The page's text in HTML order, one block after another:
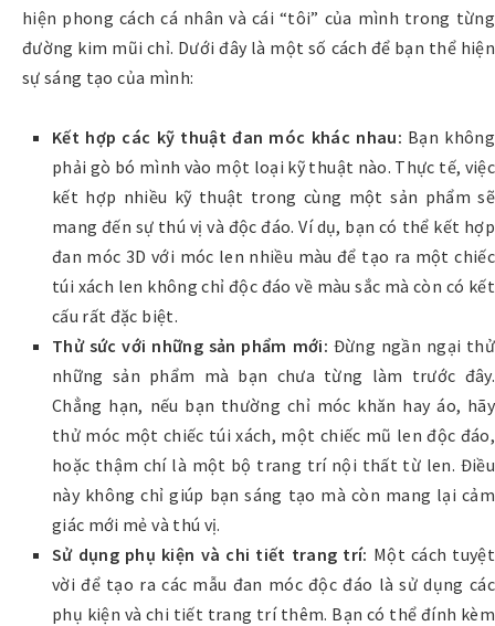
hiện phong cách cá nhân và cái “tôi” của mình trong từng
đường kim mũi chỉ. Dưới đây là một số cách để bạn thể hiện
sự sáng tạo của mình:
Kết hợp các kỹ thuật đan móc khác nhau: Bạn không
phải gò bó mình vào một loại kỹ thuật nào. Thực tế, việc
kết hợp nhiều kỹ thuật trong cùng một sản phẩm sẽ
mang đến sự thú vị và độc đáo. Ví dụ, bạn có thể kết hợp
đan móc 3D với móc len nhiều màu để tạo ra một chiếc
túi xách len không chỉ độc đáo về màu sắc mà còn có kết
cấu rất đặc biệt.
Thử sức với những sản phẩm mới: Đừng ngần ngại thử
những sản phẩm mà bạn chưa từng làm trước đây.
Chẳng hạn, nếu bạn thường chỉ móc khăn hay áo, hãy
thử móc một chiếc túi xách, một chiếc mũ len độc đáo,
hoặc thậm chí là một bộ trang trí nội thất từ len. Điều
này không chỉ giúp bạn sáng tạo mà còn mang lại cảm
giác mới mẻ và thú vị.
Sử dụng phụ kiện và chi tiết trang trí: Một cách tuyệt
vời để tạo ra các mẫu đan móc độc đáo là sử dụng các
phụ kiện và chi tiết trang trí thêm. Bạn có thể đính kèm